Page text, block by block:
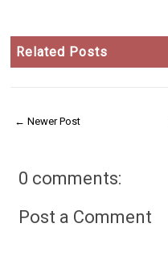
Related Posts
← Newer Post
0 comments:
Post a Comment